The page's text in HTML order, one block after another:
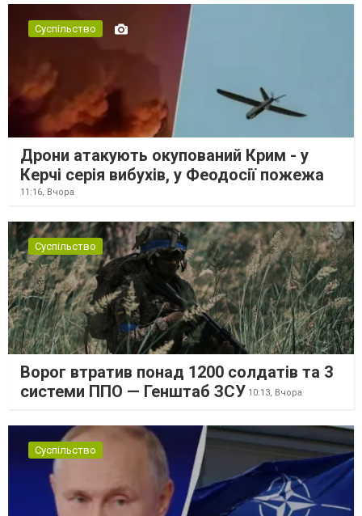
Суспільство
Дрони атакують окупований Крим - у
Керчі серія вибухів, у Феодосії пожежа
11:16, Вчора
Суспільство
Ворог втратив понад 1200 солдатів та 3
системи ППО — Генштаб ЗСУ 10:13, Вчора
Суспільство